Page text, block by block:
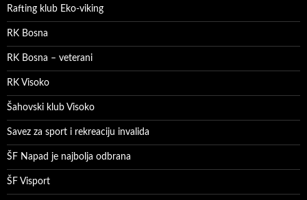
Rafting klub Eko-viking
RK Bosna
RK Bosna – veterani
RK Visoko
Šahovski klub Visoko
Savez za sport i rekreaciju invalida
ŠF Napad je najbolja odbrana
ŠF Visport